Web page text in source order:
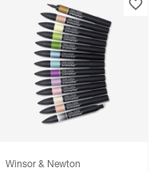
Winsor & Newton